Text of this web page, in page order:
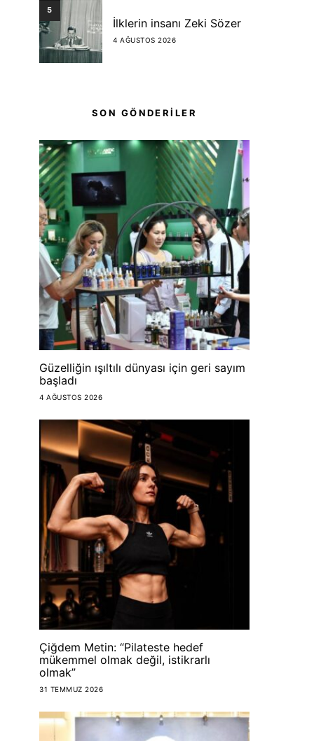
5
İlklerin insanı Zeki Sözer
4 AĞUSTOS 2026
SON GÖNDERİLER
Güzelliğin ışıltılı dünyası için geri sayım
başladı
4 AĞUSTOS 2026
Çiğdem Metin: “Pilateste hedef
mükemmel olmak değil, istikrarlı
olmak”
31 TEMMUZ 2026